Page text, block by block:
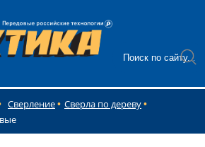
Сверление
Сверла по дереву